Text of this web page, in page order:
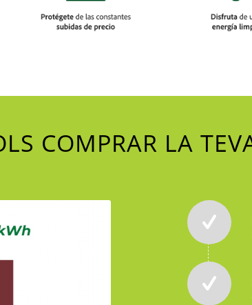
COMPRAR LA